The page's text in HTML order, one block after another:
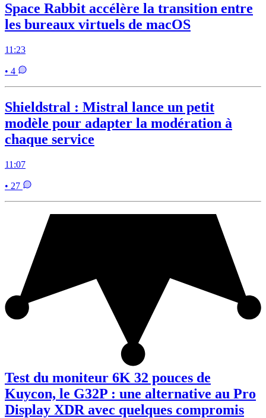
Space Rabbit accélère la transition entre
les bureaux virtuels de macOS
11:23
• 4
Shieldstral : Mistral lance un petit
modèle pour adapter la modération à
chaque service
11:07
• 27
Test du moniteur 6K 32 pouces de
Kuycon, le G32P : une alternative au Pro
Display XDR avec quelques compromis